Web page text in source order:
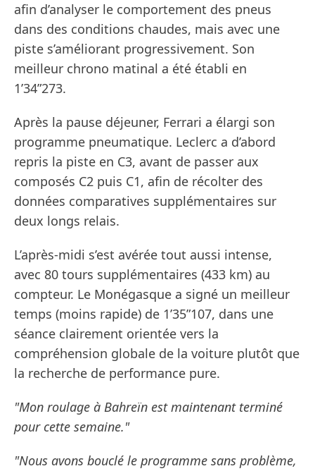
afin d’analyser le comportement des pneus
dans des conditions chaudes, mais avec une
piste s’améliorant progressivement. Son
meilleur chrono matinal a été établi en
1’34”273.
Après la pause déjeuner, Ferrari a élargi son
programme pneumatique. Leclerc a d’abord
repris la piste en C3, avant de passer aux
composés C2 puis C1, afin de récolter des
données comparatives supplémentaires sur
deux longs relais.
L’après-midi s’est avérée tout aussi intense,
avec 80 tours supplémentaires (433 km) au
compteur. Le Monégasque a signé un meilleur
temps (moins rapide) de 1’35”107, dans une
séance clairement orientée vers la
compréhension globale de la voiture plutôt que
la recherche de performance pure.
"Mon roulage à Bahreïn est maintenant terminé
pour cette semaine."
"Nous avons bouclé le programme sans problème,